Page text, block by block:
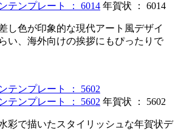
年賀状 ： 6014
し色が印象的な現代アート風デザイ
い、海外向けの挨拶にもぴったりで
年賀状 ： 5602
彩で描いたスタイリッシュな年賀状デ